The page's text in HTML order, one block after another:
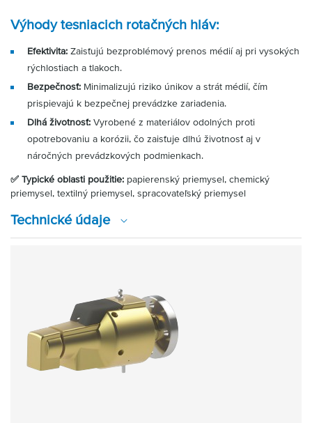
Výhody tesniacich rotačných hláv:
Efektivita: Zaisťujú bezproblémový prenos médií aj pri vysokých
rýchlostiach a tlakoch.
Bezpečnosť: Minimalizujú riziko únikov a strát médií, čím
prispievajú k bezpečnej prevádzke zariadenia.
Dlhá životnosť: Vyrobené z materiálov odolných proti
opotrebovaniu a korózii, čo zaisťuje dlhú životnosť aj v
náročných prevádzkových podmienkach.
✅ Typické oblasti použitie: papierenský priemysel, chemický
priemysel, textilný priemysel, spracovateľský priemysel
Technické údaje